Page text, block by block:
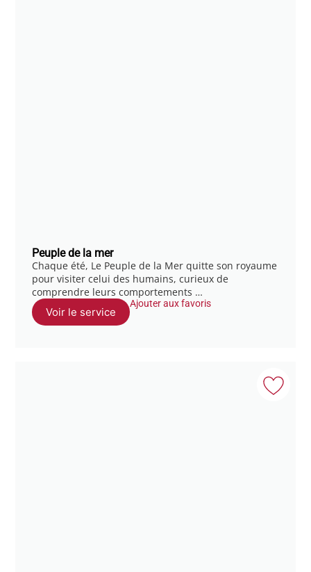
Peuple de la mer
Chaque été, Le Peuple de la Mer quitte son royaume
pour visiter celui des humains, curieux de
comprendre leurs comportements …
Voir le service
Ajouter aux favoris